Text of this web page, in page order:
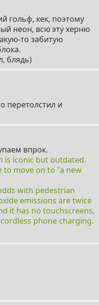
гольф, кек, поэтому
неон, всю эту херню
то забитую
блядь)
перетолстил и
впрок.
is iconic but outdated.
to move on to "a new
with pedestrian
emissions are twice
it has no touchscreens,
phone charging.